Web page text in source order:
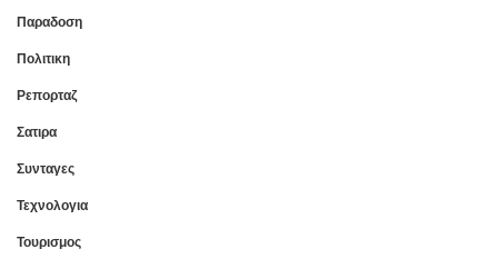
Παραδοση
Πολιτικη
Ρεπορταζ
Σατιρα
Συνταγες
Τεχνολογια
Τουρισμος